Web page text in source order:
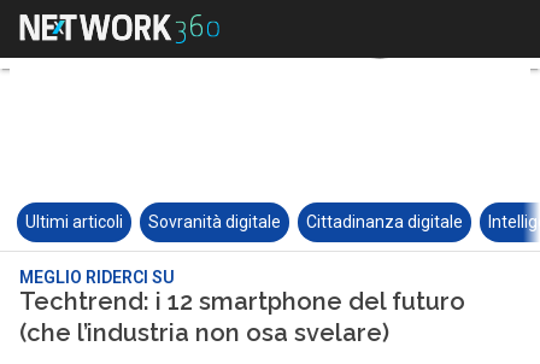
Ultimi articoli Sovranità digitale Cittadinanza digitale
MEGLIO RIDERCI SU
Techtrend: i 12 smartphone del futuro
(che l’industria non osa svelare)